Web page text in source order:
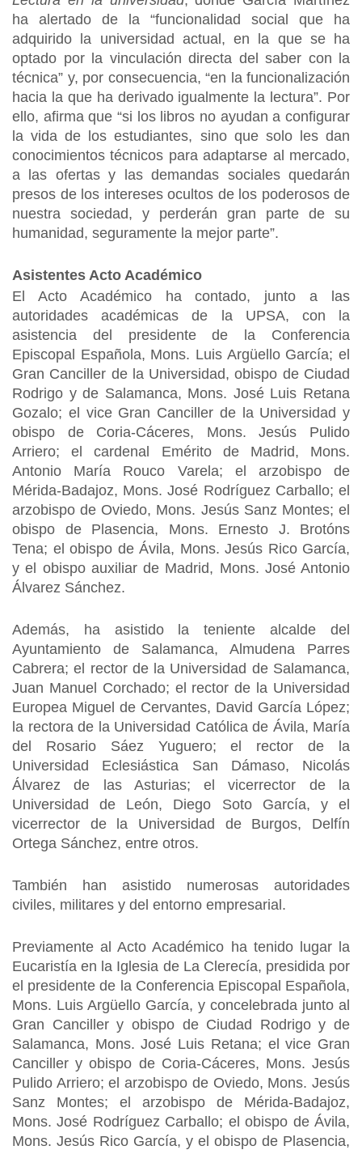
ha alertado de la “funcionalidad social que ha
adquirido la universidad actual, en la que se ha
optado por la vinculación directa del saber con la
técnica” y, por consecuencia, “en la funcionalización
hacia la que ha derivado igualmente la lectura”. Por
ello, afirma que “si los libros no ayudan a configurar
la vida de los estudiantes, sino que solo les dan
conocimientos técnicos para adaptarse al mercado,
a las ofertas y las demandas sociales quedarán
presos de los intereses ocultos de los poderosos de
nuestra sociedad, y perderán gran parte de su
humanidad, seguramente la mejor parte”.
Asistentes Acto Académico
El Acto Académico ha contado, junto a las
autoridades académicas de la UPSA, con la
asistencia del presidente de la Conferencia
Episcopal Española, Mons. Luis Argüello García; el
Gran Canciller de la Universidad, obispo de Ciudad
Rodrigo y de Salamanca, Mons. José Luis Retana
Gozalo; el vice Gran Canciller de la Universidad y
obispo de Coria-Cáceres, Mons. Jesús Pulido
Arriero; el cardenal Emérito de Madrid, Mons.
Antonio María Rouco Varela; el arzobispo de
Mérida-Badajoz, Mons. José Rodríguez Carballo; el
arzobispo de Oviedo, Mons. Jesús Sanz Montes; el
obispo de Plasencia, Mons. Ernesto J. Brotóns
Tena; el obispo de Ávila, Mons. Jesús Rico García,
y el obispo auxiliar de Madrid, Mons. José Antonio
Álvarez Sánchez.
Además, ha asistido la teniente alcalde del
Ayuntamiento de Salamanca, Almudena Parres
Cabrera; el rector de la Universidad de Salamanca,
Juan Manuel Corchado; el rector de la Universidad
Europea Miguel de Cervantes, David García López;
la rectora de la Universidad Católica de Ávila, María
del Rosario Sáez Yuguero; el rector de la
Universidad Eclesiástica San Dámaso, Nicolás
Álvarez de las Asturias; el vicerrector de la
Universidad de León, Diego Soto García, y el
vicerrector de la Universidad de Burgos, Delfín
Ortega Sánchez, entre otros.
También han asistido numerosas autoridades
civiles, militares y del entorno empresarial.
Previamente al Acto Académico ha tenido lugar la
Eucaristía en la Iglesia de La Clerecía, presidida por
el presidente de la Conferencia Episcopal Española,
Mons. Luis Argüello García, y concelebrada junto al
Gran Canciller y obispo de Ciudad Rodrigo y de
Salamanca, Mons. José Luis Retana; el vice Gran
Canciller y obispo de Coria-Cáceres, Mons. Jesús
Pulido Arriero; el arzobispo de Oviedo, Mons. Jesús
Sanz Montes; el arzobispo de Mérida-Badajoz,
Mons. José Rodríguez Carballo; el obispo de Ávila,
Mons. Jesús Rico García, y el obispo de Plasencia,